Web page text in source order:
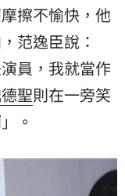
擦不愉快，他
范逸臣說：
員，我就當作
聖則在一旁笑
。